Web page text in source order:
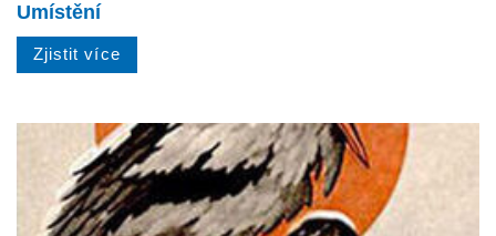
Umístění
Zjistit více